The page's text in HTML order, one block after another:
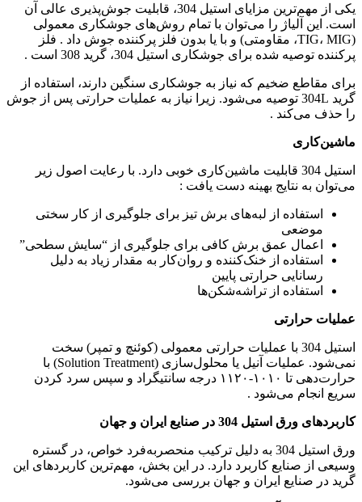
یکی از مهم‌ترین مزایای استیل 304، قابلیت جوش‌پذیری عالی آن
است. این آلیاژ را می‌توان با تمام روش‌های جوشکاری معمولی
(TIG، MIG، مقاومتی) و با یا بدون فلز پرکننده جوش داد . فلز
پرکننده توصیه شده برای جوشکاری استیل 304، گرید 308 است .
برای مقاطع ضخیم که نیاز به جوشکاری سنگین دارند، استفاده از
گرید 304L توصیه می‌شود. زیرا نیاز به عملیات حرارتی پس از جوش
را حذف می‌کند .
ماشین‌کاری
استیل 304 قابلیت ماشین‌کاری خوبی دارد. با رعایت اصول زیر
می‌توان به نتایج بهینه دست یافت :
استفاده از لبه‌های برش تیز برای جلوگیری از کار سختی
موضعی
اعمال عمق برش کافی برای جلوگیری از “سایش سطحی”
استفاده از خنک‌کننده و روان‌کار به مقدار زیاد به دلیل
رسانایی حرارتی پایین
استفاده از تراشه‌شکن‌ها
عملیات حرارتی
استیل 304 با عملیات حرارتی معمولی (کوئنچ و تمپر) سخت
نمی‌شود. عملیات آنیل یا محلول‌سازی (Solution Treatment) با
حرارت‌دهی تا ۱۰۱۰-۱۱۲۰ درجه سانتیگراد و سپس سرد کردن
سریع انجام می‌شود .
کاربردهای ورق استیل 304 در صنایع ایران و جهان
ورق استیل 304 به دلیل ترکیب منحصر‌به‌فرد خواص، در گستره
وسیعی از صنایع کاربرد دارد. در این بخش، مهم‌ترین کاربردهای این
گرید در صنایع ایران و جهان بررسی می‌شود.